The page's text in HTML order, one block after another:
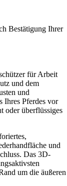
Bestätigung Ihrer
für Arbeit
und dem
und
Ihres Pferdes vor
oder überflüssiges
und
Das 3D-
um die äußeren